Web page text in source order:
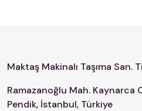
Maktaş Makinalı Taşıma San.
Ramazanoğlu Mah. Kaynarca
Pendik, İstanbul, Türkiye